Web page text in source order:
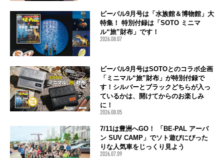
ビーパル9月号は「水族館＆博物館」大
特集！ 特別付録は「SOTO ミニマ
ル“旅”財布」です！
2026.08.07
ビーパル9月号はSOTOとのコラボ企画
「ミニマル“旅”財布」が特別付録で
す！シルバーとブラックどちらが入っ
ているかは、開けてからのお楽しみ
に！
2026.08.05
7/11は豊洲へGO！ 「BE-PAL アーバ
ン SUV CAMP」でソト遊びにぴった
りな人気車をじっくり見よう
2026.07.09